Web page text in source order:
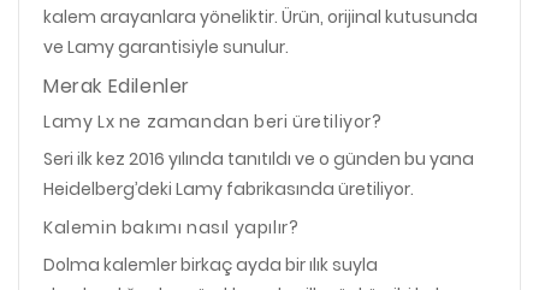
kalem arayanlara yöneliktir. Ürün, orijinal kutusunda
ve Lamy garantisiyle sunulur.
Merak Edilenler
Lamy Lx ne zamandan beri üretiliyor?
Seri ilk kez 2016 yılında tanıtıldı ve o günden bu yana
Heidelberg’deki Lamy fabrikasında üretiliyor.
Kalemin bakımı nasıl yapılır?
Dolma kalemler birkaç ayda bir ılık suyla